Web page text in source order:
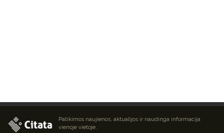
Patikimos naujienos, aktualijos ir naudinga informacija
vienoje vietoje.